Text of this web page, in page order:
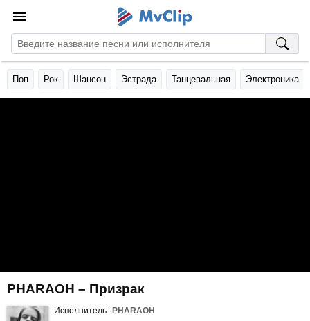
Поп Рок Шансон Эстрада Танцевальная Электроника
PHARAOH – Призрак
Исполнитель: PHARAOH